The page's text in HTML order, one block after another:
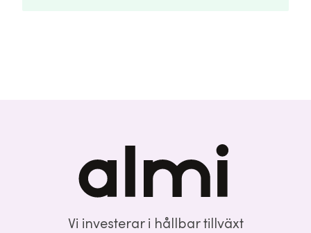
Vi investerar i hållbar tillväxt